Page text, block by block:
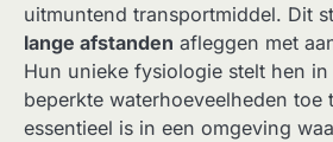
uitmuntend transportmiddel. Dit
lange afstanden afleggen met
Hun unieke fysiologie stelt hen in
beperkte waterhoeveelheden toe
essentieel is in een omgeving